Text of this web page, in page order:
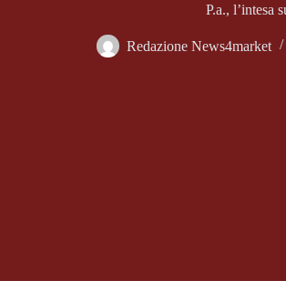
P.a., l’intesa
Redazione News4market